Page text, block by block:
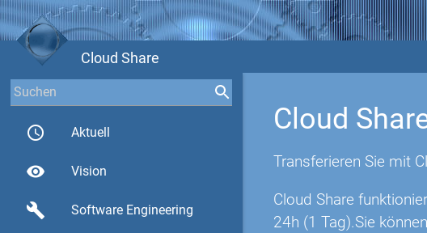
Cloud Share
access_time Aktuell
visibility Vision
build Software Engineering
Cloud
Transferieren Sie mit
Cloud Share
24h (1 Tag).Sie